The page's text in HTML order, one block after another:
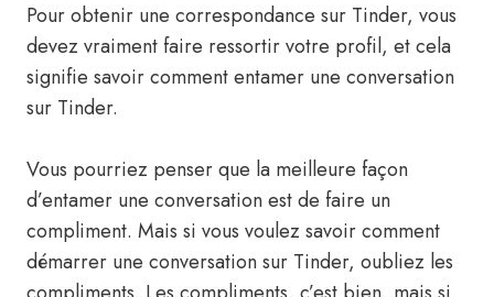
Pour obtenir une correspondance sur Tinder, vous
devez vraiment faire ressortir votre profil, et cela
signifie savoir comment entamer une conversation
sur Tinder.
Vous pourriez penser que la meilleure façon
d’entamer une conversation est de faire un
compliment. Mais si vous voulez savoir comment
démarrer une conversation sur Tinder, oubliez les